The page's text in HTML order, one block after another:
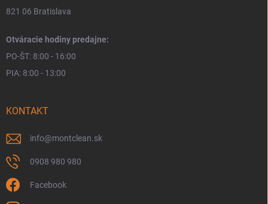
821 06 Bratislava
Otváracie hodiny predajne:
PO-ŠT: 8:00 - 16:00
PIA: 8:00 - 13:00
KONTAKT
info@montclean.sk
0908 980 980
Facebook